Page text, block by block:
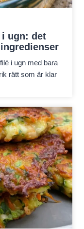
ugn: det
i ugn med bara
rätt som är klar